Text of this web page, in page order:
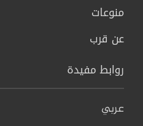
منوعات
عن قرب
روابط مفيدة
عربي